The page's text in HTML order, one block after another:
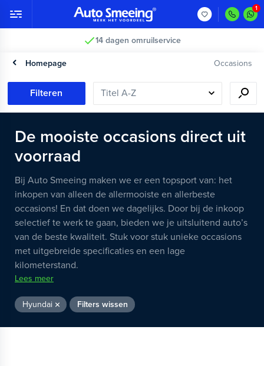
14 dagen omruilservice
Homepage Occasions
Filteren
De mooiste occasions direct uit
voorraad
Bij Auto Smeeing maken we er een topsport van: het
inkopen van alleen de allermooiste en allerbeste
occasions! En dat doen we dagelijks. Door bij de inkoop
selectief te werk te gaan, bieden we je uitsluitend auto’s
van de beste kwaliteit. Stuk voor stuk unieke occasions
met uitgebreide specificaties en een lage
kilometerstand.
Lees meer
Hyundai Filters wissen